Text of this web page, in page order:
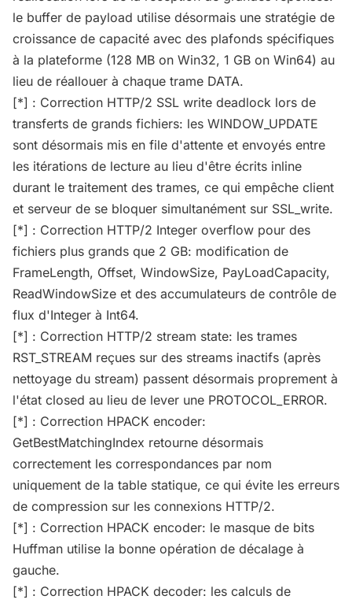
le buffer de payload utilise désormais une stratégie de
croissance de capacité avec des plafonds spécifiques
à la plateforme (128 MB on Win32, 1 GB on Win64) au
lieu de réallouer à chaque trame DATA.
[*] : Correction HTTP/2 SSL write deadlock lors de
transferts de grands fichiers: les WINDOW_UPDATE
sont désormais mis en file d'attente et envoyés entre
les itérations de lecture au lieu d'être écrits inline
durant le traitement des trames, ce qui empêche client
et serveur de se bloquer simultanément sur SSL_write.
[*] : Correction HTTP/2 Integer overflow pour des
fichiers plus grands que 2 GB: modification de
FrameLength, Offset, WindowSize, PayLoadCapacity,
ReadWindowSize et des accumulateurs de contrôle de
flux d'Integer à Int64.
[*] : Correction HTTP/2 stream state: les trames
RST_STREAM reçues sur des streams inactifs (après
nettoyage du stream) passent désormais proprement à
l'état closed au lieu de lever une PROTOCOL_ERROR.
[*] : Correction HPACK encoder:
GetBestMatchingIndex retourne désormais
correctement les correspondances par nom
uniquement de la table statique, ce qui évite les erreurs
de compression sur les connexions HTTP/2.
[*] : Correction HPACK encoder: le masque de bits
Huffman utilise la bonne opération de décalage à
gauche.
[*] : Correction HPACK decoder: les calculs de